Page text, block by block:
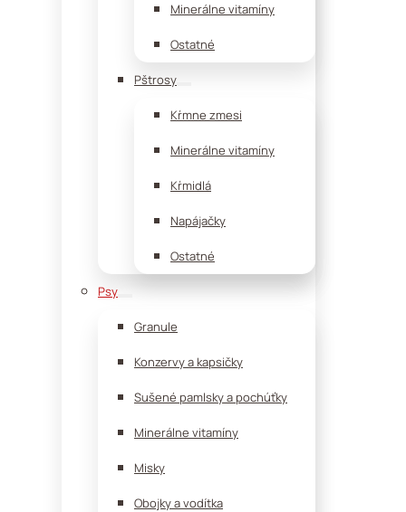
Minerálne vitamíny
Ostatné
Pštrosy
Kŕmne zmesi
Minerálne vitamíny
Kŕmidlá
Napájačky
Ostatné
Psy
Granule
Konzervy a kapsičky
Sušené pamlsky a pochúťky
Minerálne vitamíny
Misky
Obojky a vodítka